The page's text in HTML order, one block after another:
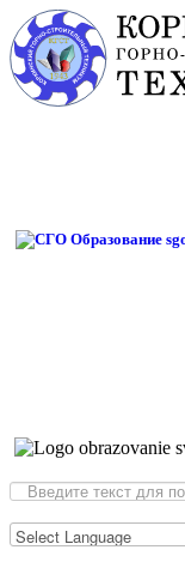
Искать...